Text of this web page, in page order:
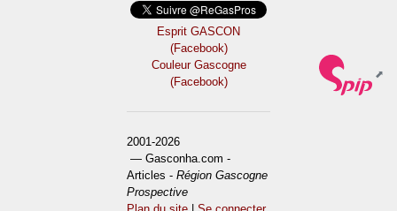
Esprit GASCON
(Facebook)
Couleur Gascogne
(Facebook)
2001-2026
— Gasconha.com -
Articles -Région Gascogne
Prospective